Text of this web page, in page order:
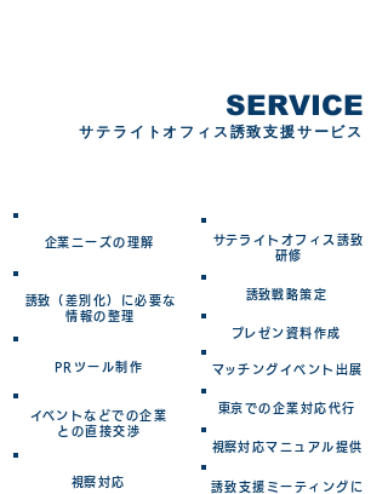
SERVICE
サテライトオフィス誘致支援サービス
​企業ニーズの理解
​誘致（差別化）に必要な
情報の整理
​視察対応
​イベントなどでの企業
との直接交渉
PRツール制作
​サテライトオフィス誘致
研修
​誘致戦略策定
​プレゼン資料作成
​マッチングイベント出展
​東京での企業対応代行
​視察対応マニュアル提供
誘致支援ミーティングに